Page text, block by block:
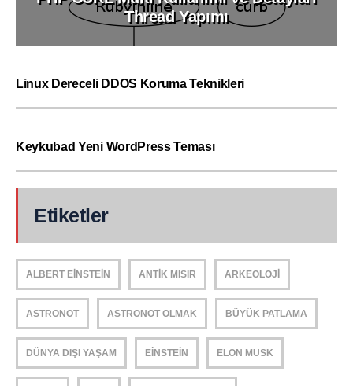
Thread Yapımı
Linux Dereceli DDOS Koruma Teknikleri
Keykubad Yeni WordPress Teması
Etiketler
ALBERT EINSTEIN ANTIK MISIR ARKEOLOJI
ASTRONOT ASTRONOT OLMAK BÜYÜK PATLAMA
DÜNYA DIŞI YAŞAM EINSTEIN ELON MUSK